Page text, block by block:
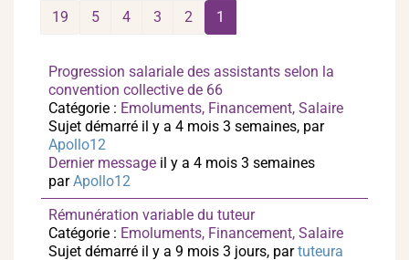
1
2
3
4
5
19
Progression salariale des assistants selon la
convention collective de 66
Catégorie : Emoluments, Financement, Salaire
Sujet démarré il y a 4 mois 3 semaines, par
Apollo12
Dernier message il y a 4 mois 3 semaines
parApollo12
Rémunération variable du tuteur
Catégorie : Emoluments, Financement, Salaire
Sujet démarré il y a 9 mois 3 jours, partuteura